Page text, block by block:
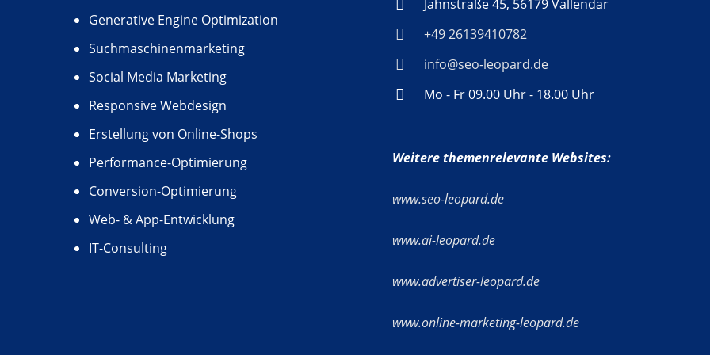
Generative Engine Optimization
Suchmaschinenmarketing
Social Media Marketing
Responsive Webdesign
Erstellung von Online-Shops
Performance-Optimierung
Conversion-Optimierung
Web- & App-Entwicklung
IT-Consulting
Jahnstraße 45, 56179 Vallendar
+49 26139410782
info@seo-leopard.de
Mo - Fr 09.00 Uhr - 18.00 Uhr
Weitere themenrelevante Websites:
www.seo-leopard.de
www.ai-leopard.de
www.advertiser-leopard.de
www.online-marketing-leopard.de